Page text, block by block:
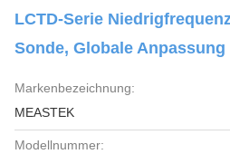
LCTD-Serie
Sonde, Globale
Markenbezeichnung:
MEASTEK
Modellnummer: